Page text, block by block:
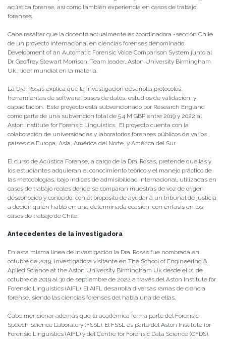
acústica forense, así como también experiencia en casos de trabajo
forenses.
Cabe resaltar que la docente actualmente es coordinadora -sección Chile
de un proyecto internacional en ciencias forenses denominado
Development of an Automatic Forensic Voice Comparison System junto al
Dr. Geoffrey Stewart Morrison, Team leader, Aston University Birmingham
Uk., lider mundial en la materia.
La Dra. Rosas explica que la investigación desarrolla protocolos,
herramientas de software, bases de datos, estudios de validación, y
capacitación. Este proyecto está subvencionado por Research England
como parte de una subvención total de 5.4 M GBP entre 2019 y 2022 al
Aston Institute for Forensic Linguistics. El proyecto cuenta con la
colaboración de universidades y laboratorios forenses públicos de varios
países de Europa, Asia, América del Norte, y América del Sur.
El curso de Acústica Forense, a cargo de la Dra. Rosas, pretende que las y
los estudiantes adquieran el conocimiento teórico y el manejo práctico de
las metodologías, bajo índices de admisibilidad internacional, utilizadas en
casos de trabajo reales donde se comparan muestras de voz de origen
desconocido y conocido, con el propósito de ayudar a un tribunal de justicia
a decidir quién habló en una determinada ocasión, con énfasis en los
casos de trabajo de Chile.
Antecedentes de la investigadora
En esta misma línea de investigación la Dra. Rosas fue nombrada en
octubre de 2019, investigadora visitante en The School of Engineering &
Aplied Science at the Aston University Birmingham Uk desde el 01 de
octubre de 2019 al 30 de septiembre de 2022 a través del Aston Institute for
Forensic Linguistics (AIFL). El AIFL desarrolla diversas ramas de ciencia
forense, siendo las ciencias forenses del habla una de ellas.
Cabe mencionar además que la académica forma parte del Forensic
Speech Science Laboratory (FSSL). El FSSL es parte del Aston Institute for
Forensic Linguistics (AIFL) y del Centre for Forensic Data Science (CFDS).